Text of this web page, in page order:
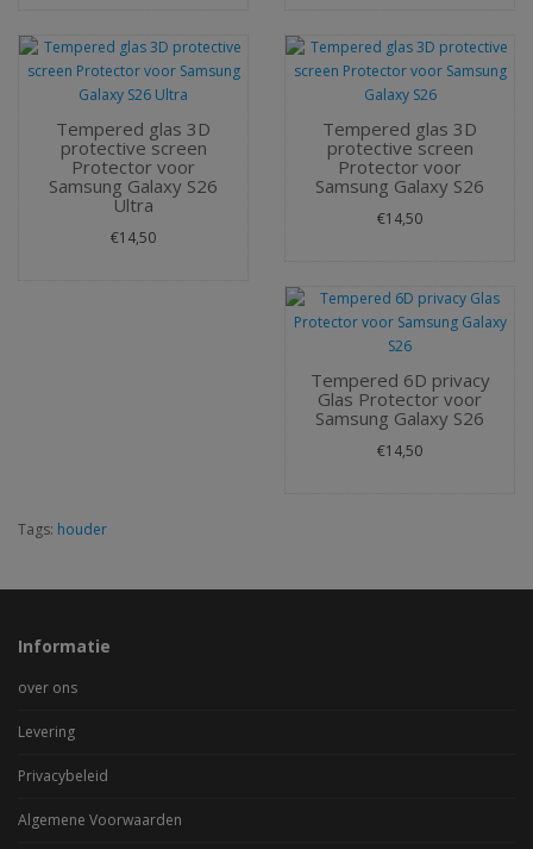
Tempered glas 3D
protective screen
Protector voor
Samsung Galaxy S26
Ultra
€14,50
Tempered glas 3D
protective screen
Protector voor
Samsung Galaxy S26
€14,50
Tempered 6D privacy
Glas Protector voor
Samsung Galaxy S26
€14,50
Tags: houder
Informatie
over ons
Levering
Privacybeleid
Algemene Voorwaarden